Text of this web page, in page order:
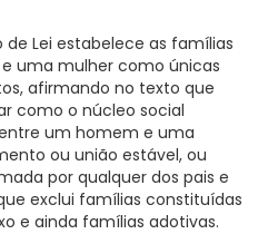
de Lei estabelece as famílias
uma mulher como únicas
afirmando no texto que
como o núcleo social
um homem e uma
ou união estável, ou
por qualquer dos pais e
exclui famílias constituídas
e ainda famílias adotivas.